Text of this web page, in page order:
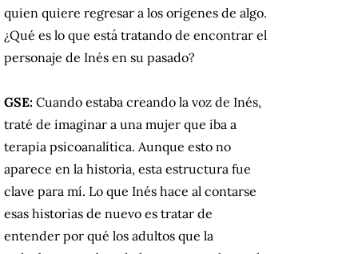
quien quiere regresar a los orígenes de algo.
¿Qué es lo que está tratando de encontrar el
personaje de Inés en su pasado?
GSE: Cuando estaba creando la voz de Inés,
traté de imaginar a una mujer que iba a
terapia psicoanalítica. Aunque esto no
aparece en la historia, esta estructura fue
clave para mí. Lo que Inés hace al contarse
esas historias de nuevo es tratar de
entender por qué los adultos que la